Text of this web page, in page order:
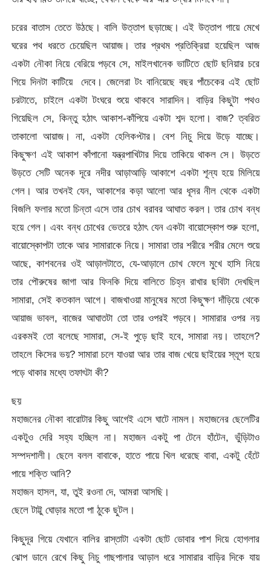
চরের বাতাস তেতে উঠছে। বালি উত্তাপ ছড়াচ্ছে। এই উত্তাপ গায়ে মেখে
ঘরের পথ ধরতে চেয়েছিল আয়াজ। তার প্রথম প্রতিক্রিয়া হয়েছিল আজ
একটা নৌকা নিয়ে বেরিয়ে পড়বে সে, মাইলখানেক ভাটিতে ছোট ছনিয়ার চরে
গিয়ে দিনটা কাটিয়ে দেবে। জেলেরা টং বানিয়েছে বছর পাঁচেকের এই ছোট
চরটাতে, চাইলে একটা টংঘরে শুয়ে থাকবে সারাদিন। বাড়ির কিছুটা পথও
গিয়েছিল সে, কিন্তু হঠাৎ আকাশ-কাঁপিয়ে একটা শব্দ হলো। বাজ? ত্বরিত
তাকালো আয়াজ। না, একটা হেলিকপ্টার। বেশ নিচু দিয়ে উড়ে যাচ্ছে।
কিছুক্ষণ এই আকাশ কাঁপানো যন্ত্রপাখিটার দিয়ে তাকিয়ে থাকল সে। উড়তে
উড়তে সেটি অনেক দূরে নদীর আড়াআড়ি আকাশে একটা শূন্য হয়ে মিলিয়ে
গেল। আর তখনই যেন, আকাশের কড়া আলো আর ধূসর নীল থেকে একটা
বিজলি ফলার মতো চিন্তা এসে তার চোখ বরাবর আঘাত করল। তার চোখ বন্ধ
হয়ে গেল। এবং বন্ধ চোখের ভেতরে হঠাৎ যেন একটা বায়োস্কোপ শুরু হলো,
বায়োস্কোপটা তাকে আর সামারাকে নিয়ে। সামারা তার শরীরে শরীর মেলে শুয়ে
আছে, কাশবনের ওই আড়ালটাতে, যে-আড়ালে চোখ ফেলে মুখে হাসি নিয়ে
তার পৌরুষের জাগা আর ফিনকি দিয়ে বালিতে চিহ্ন রাখার ছবিটা দেখছিল
সামারা, সেই কতকাল আগে। বাজখাওয়া মানুষের মতো কিছুক্ষণ দাঁড়িয়ে থেকে
আয়াজ ভাবল, বাজের আঘাতটা তো তার ওপরই পড়বে। সামারার ওপর নয়
এরকমই তো বলেছে সামারা, সে-ই পুড়ে ছাই হবে, সামারা নয়। তাহলে?
তাহলে কিসের ভয়? সামারা চলে যাওয়া আর তার বাজ খেয়ে ছাইয়ের স্তূপ হয়ে
পড়ে থাকার মধ্যে তফাৎটা কী?
ছয়
মহাজনের নৌকা বারোটার কিছু আগেই এসে ঘাটে নামল। মহাজনের ছেলেটির
একটুও দেরি সহ্য হচ্ছিল না। মহাজন একটু পা টেনে হাঁটেন, ভুঁড়িটাও
সম্পদশালী। ছেলে বলল বাবাকে, হাতে পায়ে খিল ধরেছে বাবা, একটু হেঁটে
পায়ে শক্তি আনি?
মহাজন হাসল, যা, তুই রওনা দে, আমরা আসছি।
ছেলে টাট্টু ঘোড়ার মতো পা ঠুকে ছুটল।
কিছুদূর গিয়ে যেখানে বালির রাস্তাটা একটা ছোট ডোবার পাশ দিয়ে হোগলার
ঝোপ ডানে রেখে কিছু নিচু গাছপালার আড়াল ধরে সামারার বাড়ির দিকে যায়